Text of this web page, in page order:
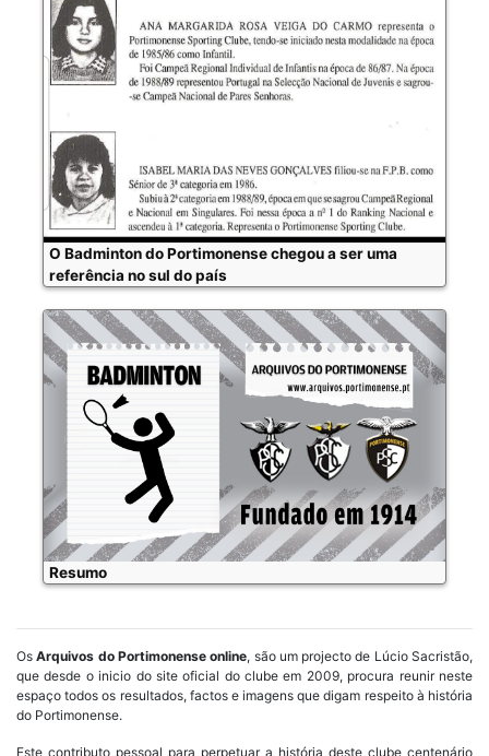
O Badminton do Portimonense chegou a ser uma
referência no sul do país
Resumo
OsArquivos do Portimonense online, são um projecto de Lúcio Sacristão,
que desde o inicio do site oficial do clube em 2009, procura reunir neste
espaço todos os resultados, factos e imagens que digam respeito à história
do Portimonense.
Este contributo pessoal para perpetuar a história deste clube centenário